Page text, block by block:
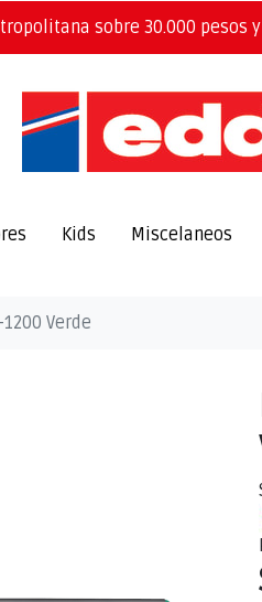
sobre 30.000 pesos
Kids Miscelaneos
Verde